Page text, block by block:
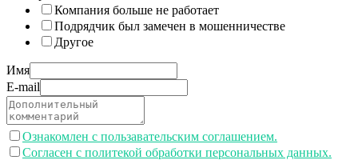
Компания больше не работает
Подрядчик был замечен в мошенничестве
Другое
Имя
E-mail
Ознакомлен с пользавательским соглашением.
Согласен с политекой обработки персональных данных.